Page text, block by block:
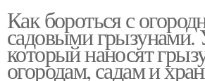
Как бороться с
садовыми грызунами.
который наносят
огородам, садам и